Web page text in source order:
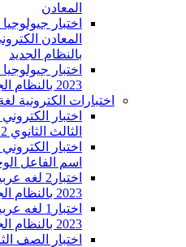
المعادن
اختبار
بالنظام الجديد
اختبار
2023 بالنظام الجديد على الباب الأول جيولوجيا
اختبارات الكترونية
اختبار
الثالث الثانوي 2022
اختبار
اسم الفاعل
اختبار2
2023 بالنظام الجديد على الوحدة الأولى نحو
اختبار1
2023 بالنظام الجديد على الوحدة الأولى نحو
اختبار الصف